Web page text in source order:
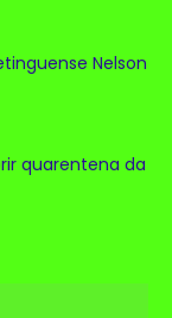
Nelson
quarentena da